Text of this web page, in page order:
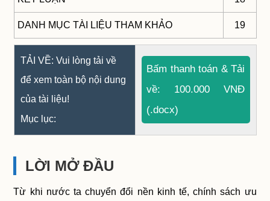
DANH MỤC TÀI LIỆU THAM KHẢO 19
TẢI VỀ: Vui lòng tải về
để xem toàn bộ nội dung
của tài liệu!
Mục lục:
Bấm thanh toán & Tải
về: 100.000 VNĐ
(.docx)
LỜI MỞ ĐẦU
Từ khi nước ta chuyển đổi nền kinh tế, chính sách ưu